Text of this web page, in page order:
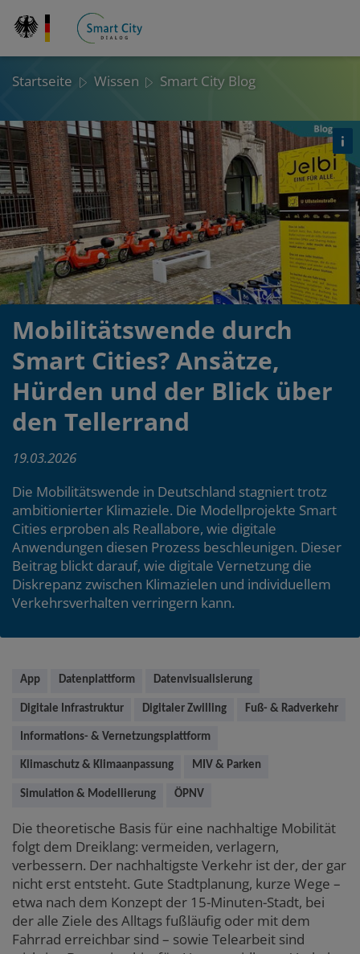
zum
Startseite
Wissen Smart City Blog
Mobilitätswende durch
Smart Cities? Ansätze,
Hürden und der Blick über
den Tellerrand
19.03.2026
Die Mobilitätswende in Deutschland stagniert trotz
ambitionierter Klimaziele. Die Modellprojekte Smart
Cities erproben als Reallabore, wie digitale
Anwendungen diesen Prozess beschleunigen. Dieser
Beitrag blickt darauf, wie digitale Vernetzung die
Diskrepanz zwischen Klimazielen und individuellem
Verkehrsverhalten verringern kann.
Main
content
App Datenplattform Datenvisualisierung
Digitale Infrastruktur Digitaler Zwilling Fuß- & Radverkehr
Informations- & Vernetzungsplattform
Klimaschutz & Klimaanpassung MIV & Parken
Simulation & Modellierung ÖPNV
Die theoretische Basis für eine nachhaltige Mobilität
folgt dem Dreiklang: vermeiden, verlagern,
verbessern. Der nachhaltigste Verkehr ist der, der gar
nicht erst entsteht. Gute Stadtplanung, kurze Wege –
etwa nach dem Konzept der 15-Minuten-Stadt, bei
der alle Ziele des Alltags fußläufig oder mit dem
Fahrrad erreichbar sind – sowie Telearbeit sind